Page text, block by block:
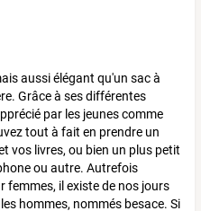
aussi élégant qu'un sac à
Grâce à ses différentes
par les jeunes comme
tout à fait en prendre un
vos livres, ou bien un plus petit
ou autre. Autrefois
femmes, il existe de nos jours
hommes, nommés besace. Si